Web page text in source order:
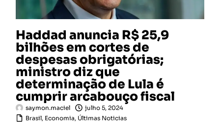
Haddad anuncia R$ 25,9
bilhões em cortes de
despesas obrigatórias;
ministro diz que
determinação de Lula é
cumprir arcabouço fiscal
saymon.maciel
julho 5, 2024
Brasil, Economia, Últimas Noticias